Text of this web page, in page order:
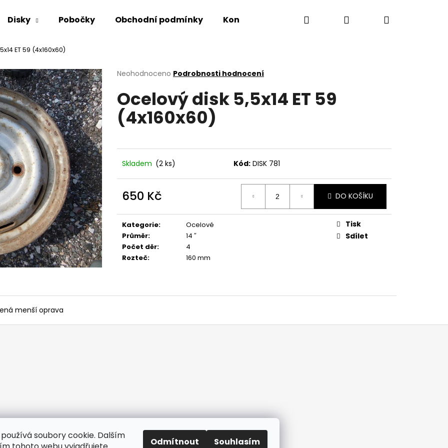
soubory cookie. Dalším
Odmítnout Souhlasím
Disky Pobočky Obchodní podmínky Kontakty Hledat PřihlášeníNákupní
ET 59 (4x160x60)
Průměrné
produktu
je
0,0
z
Neohodnoceno Podrobnosti hodnocení
Ocelový disk 5,5x14 ET 59
(4x160x60)
Skladem (2 ks) Kód: DISK 781
650 Kč
cena:
DO KOŠÍKU
Kategorie:
Ocelové
Průměr:
14 ″
Počet děr:
4
Rozteč: 160 mm
Tisk
Sdílet
menší oprava
Co potřebujete najít?
HLEDAT
Doporučujeme